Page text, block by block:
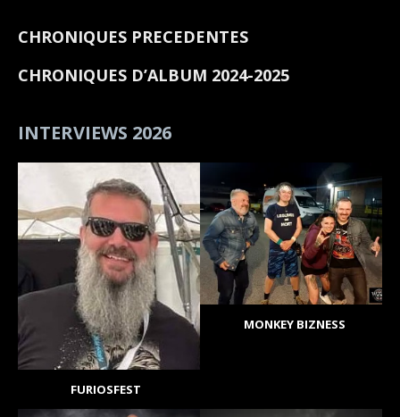
CHRONIQUES PRECEDENTES
CHRONIQUES D’ALBUM 2024-2025
INTERVIEWS 2026
FURIOSFEST
MONKEY BIZNESS